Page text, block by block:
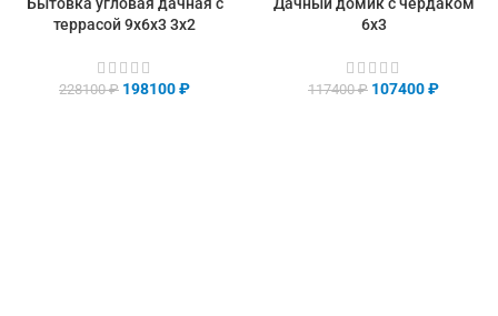
террасой 9х6х3 3х2
228100₽ 198100₽
6х3
117400₽ 107400₽